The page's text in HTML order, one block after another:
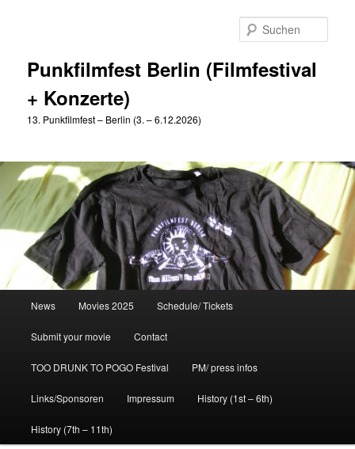
Punkfilmfest Berlin (Filmfestival
+ Konzerte)
13. Punkfilmfest – Berlin (3. – 6.12.2026)
News Movies 2025 Schedule/ Tickets
Submit your movie Contact
TOO DRUNK TO POGO Festival PM/ press infos
Links/Sponsoren Impressum History (1st – 6th)
History (7th – 11th)